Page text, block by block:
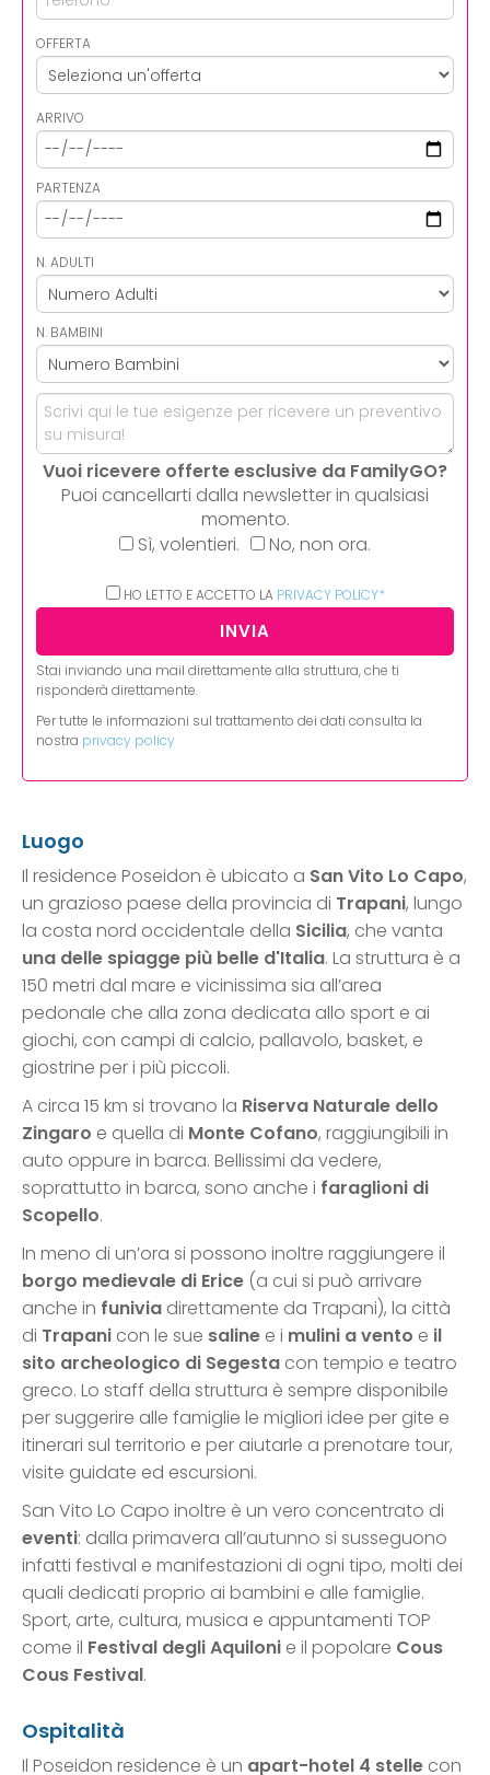
OFFERTA
ARRIVO
PARTENZA
N. ADULTI
N. BAMBINI
Vuoi ricevere offerte esclusive da FamilyGO?
Puoi cancellarti dalla newsletter in qualsiasi
momento.
Sì, volentieri.
No, non ora.
HO LETTO E ACCETTO LA PRIVACY POLICY*
Stai inviando una mail direttamente alla struttura, che ti
risponderà direttamente.
Per tutte le informazioni sul trattamento dei dati consulta la
nostra privacy policy
Luogo
Il residence Poseidon è ubicato a San Vito Lo Capo,
un grazioso paese della provincia di Trapani, lungo
la costa nord occidentale della Sicilia, che vanta
una delle spiagge più belle d'Italia. La struttura è a
150 metri dal mare e vicinissima sia all’area
pedonale che alla zona dedicata allo sport e ai
giochi, con campi di calcio, pallavolo, basket, e
giostrine per i più piccoli.
A circa 15 km si trovano la Riserva Naturale dello
Zingaro e quella di Monte Cofano, raggiungibili in
auto oppure in barca. Bellissimi da vedere,
soprattutto in barca, sono anche i faraglioni di
Scopello.
In meno di un’ora si possono inoltre raggiungere il
borgo medievale di Erice (a cui si può arrivare
anche in funivia direttamente da Trapani), la città
di Trapani con le sue saline e i mulini a vento e il
sito archeologico di Segesta con tempio e teatro
greco. Lo staff della struttura è sempre disponibile
per suggerire alle famiglie le migliori idee per gite e
itinerari sul territorio e per aiutarle a prenotare tour,
visite guidate ed escursioni.
San Vito Lo Capo inoltre è un vero concentrato di
eventi: dalla primavera all’autunno si susseguono
infatti festival e manifestazioni di ogni tipo, molti dei
quali dedicati proprio ai bambini e alle famiglie.
Sport, arte, cultura, musica e appuntamenti TOP
come il Festival degli Aquiloni e il popolare Cous
Cous Festival.
Ospitalità
Il Poseidon residence è un apart-hotel 4 stelle con